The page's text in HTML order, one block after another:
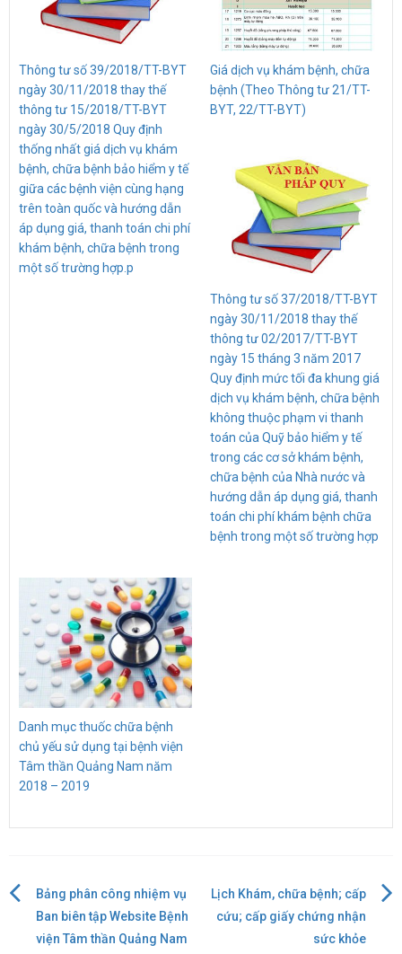
Thông tư số 39/2018/TT-BYT
ngày 30/11/2018 thay thế
thông tư 15/2018/TT-BYT
ngày 30/5/2018 Quy định
thống nhất giá dịch vụ khám
bệnh, chữa bệnh bảo hiểm y tế
giữa các bệnh viện cùng hạng
trên toàn quốc và hướng dẫn
áp dụng giá, thanh toán chi phí
khám bệnh, chữa bệnh trong
một số trường hợp.p
Giá dịch vụ khám bệnh, chữa
bệnh (Theo Thông tư 21/TT-
BYT, 22/TT-BYT)
Thông tư số 37/2018/TT-BYT
ngày 30/11/2018 thay thế
thông tư 02/2017/TT-BYT
ngày 15 tháng 3 năm 2017
Quy định mức tối đa khung giá
dịch vụ khám bệnh, chữa bệnh
không thuộc phạm vi thanh
toán của Quỹ bảo hiểm y tế
trong các cơ sở khám bệnh,
chữa bệnh của Nhà nước và
hướng dẫn áp dụng giá, thanh
toán chi phí khám bệnh chữa
bệnh trong một số trường hợp
Danh mục thuốc chữa bệnh
chủ yếu sử dụng tại bệnh viện
Tâm thần Quảng Nam năm
2018 – 2019
Điều
Bảng phân công nhiệm vụ
Ban biên tập Website Bệnh
viện Tâm thần Quảng Nam
Lịch Khám, chữa bệnh; cấp
cứu; cấp giấy chứng nhận
sức khỏe